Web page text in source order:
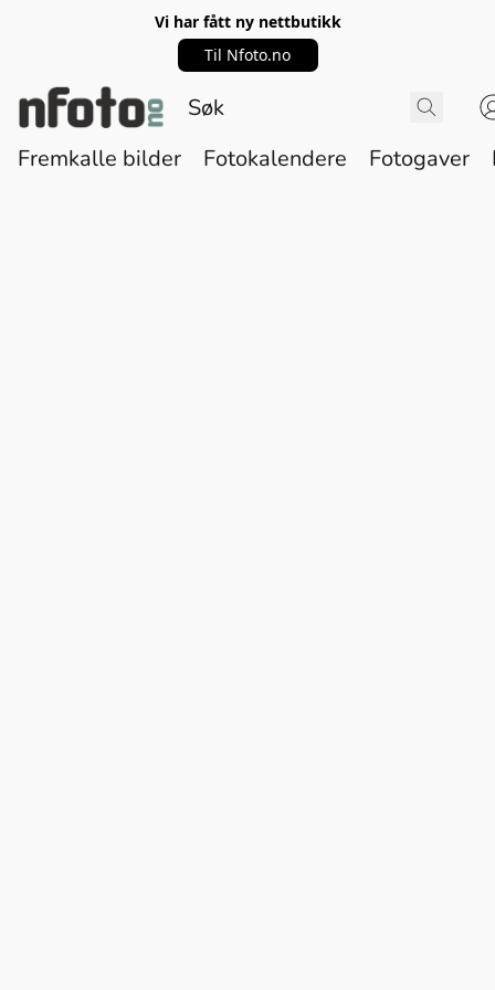
Vi har fått ny nettbutikk
Til Nfoto.no
Fremkalle bilder Fotokalendere Fotogaver